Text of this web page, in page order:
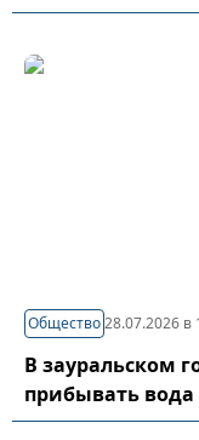
Общество28.07.2026 в
В зауральском
прибывать вода